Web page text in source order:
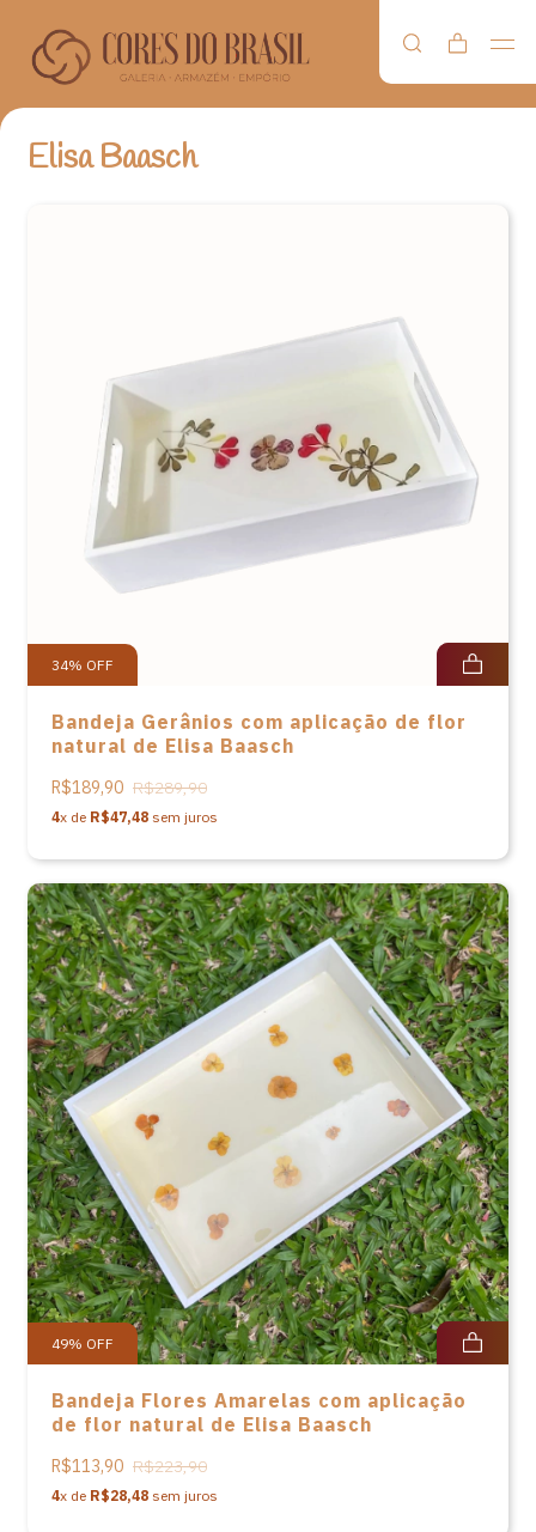
Elisa Baasch
34% OFF
Bandeja Gerânios com aplicação de flor
natural de Elisa Baasch
R$189,90 R$289,90
4x de R$47,48 sem juros
49% OFF
Bandeja Flores Amarelas com aplicação
de flor natural de Elisa Baasch
R$113,90 R$223,90
4x de R$28,48 sem juros